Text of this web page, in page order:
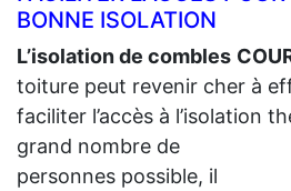
BONNE ISOLATION
L’isolation de combles
toiture peut revenir cher à
faciliter l’accès à l’isolation
grand nombre de
personnes possible, il